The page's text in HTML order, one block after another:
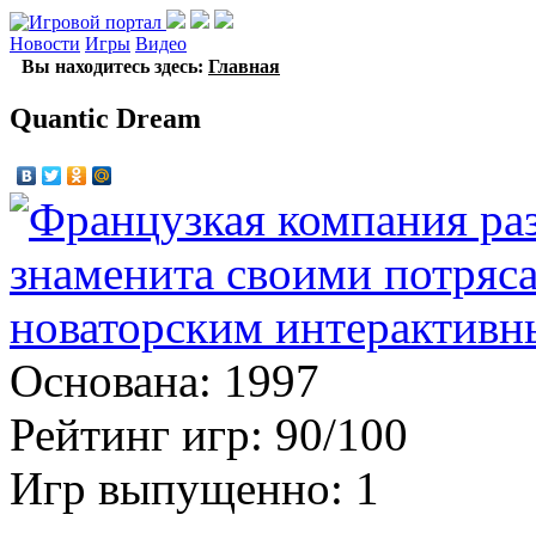
Новости Игры Видео
Вы находитесь здесь: Главная
Quantic Dream
Основана: 1997
Рейтинг игр: 90/100
Игр выпущенно: 1